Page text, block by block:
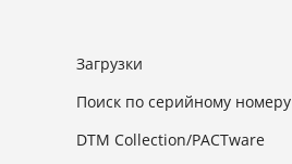
Загрузки
Поиск по серийному номеру
DTM Collection/PACTware